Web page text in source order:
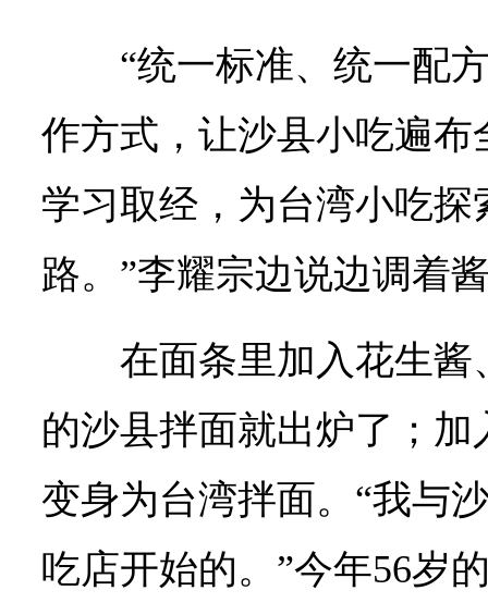
“统一标准、统一配
作方式，让沙县小吃遍
学习取经，为台湾小吃探
路。”李耀宗边说边调着
在面条里加入花生
的沙县拌面就出炉了；
变身为台湾拌面。“我与
吃店开始的。”今年56岁